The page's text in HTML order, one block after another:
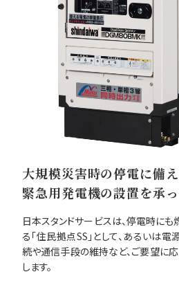
大規模災害時の停電に備
緊急用発電機の設置を承っ
日本スタンドサービスは、停電時に
る「住民拠点SS」として、あるいは
続や通信手段の維持など、ご要望に
します。